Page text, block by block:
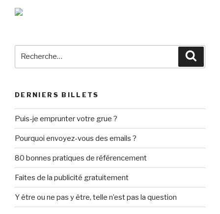
DERNIERS BILLETS
Puis-je emprunter votre grue ?
Pourquoi envoyez-vous des emails ?
80 bonnes pratiques de référencement
Faites de la publicité gratuitement
Y être ou ne pas y être, telle n’est pas la question